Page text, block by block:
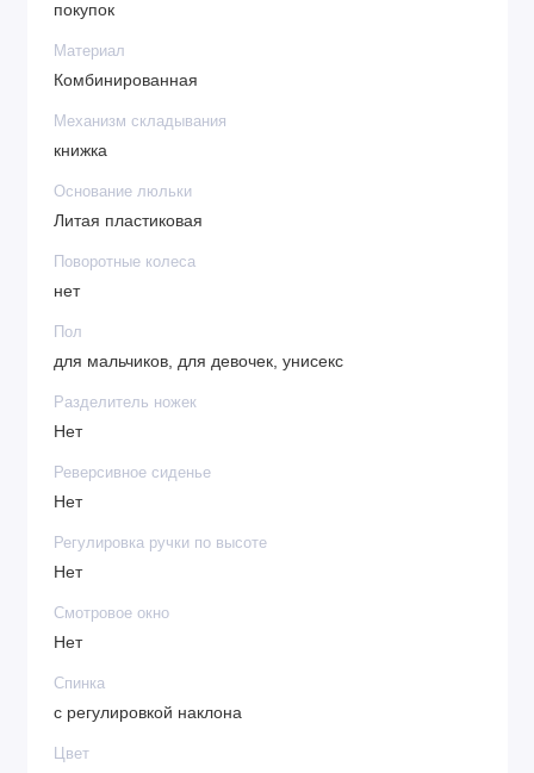
покупок
Материал
Комбинированная
Механизм складывания
книжка
Основание люльки
Литая пластиковая
Поворотные колеса
нет
Пол
для мальчиков, для девочек, унисекс
Разделитель ножек
Нет
Реверсивное сиденье
Нет
Регулировка ручки по высоте
Нет
Смотровое окно
Нет
Спинка
с регулировкой наклона
Цвет